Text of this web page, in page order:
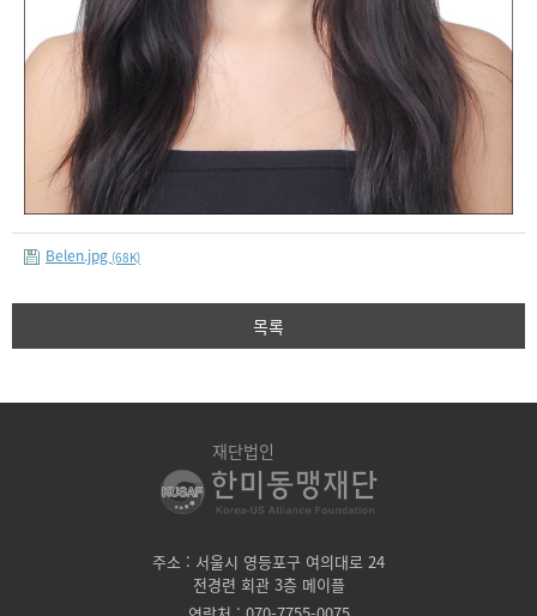
Belen.jpg (68K)
목록
재단법인
주소 : 서울시 영등포구 여의대로 24
전경련 회관 3층 메이플